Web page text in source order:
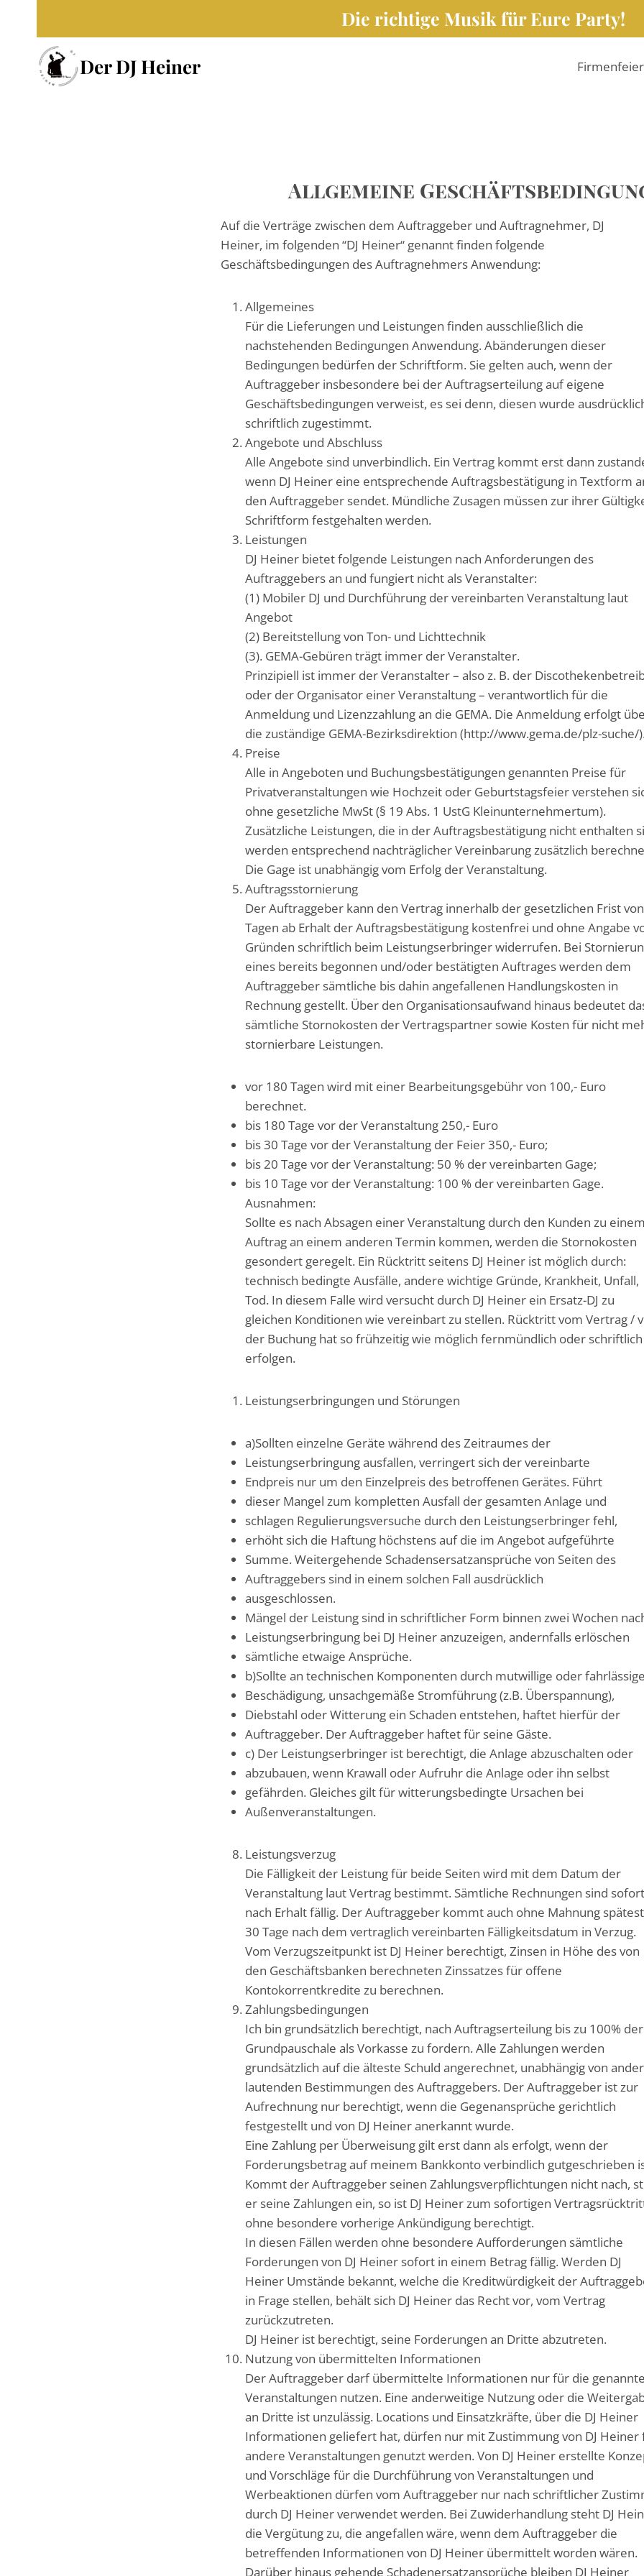
springen
Die richtige Musik für Eure Party!
Der DJ Heiner Firmenfeier
Allgemeine
Auf die Verträge zwischen dem Auftraggeber und Auftragnehmer, DJ
Heiner, im folgenden “DJ Heiner“ genannt finden folgende
Geschäftsbedingungen des Auftragnehmers Anwendung:
Allgemeines
Für die Lieferungen und Leistungen finden ausschließlich die
nachstehenden Bedingungen Anwendung. Abänderungen dieser
Bedingungen bedürfen der Schriftform. Sie gelten auch, wenn der
Auftraggeber insbesondere bei der Auftragserteilung auf eigene
Geschäftsbedingungen verweist, es sei denn, diesen wurde
schriftlich zugestimmt.
Angebote und Abschluss
Alle Angebote sind unverbindlich. Ein Vertrag kommt erst dann
wenn DJ Heiner eine entsprechende Auftragsbestätigung in Textform
den Auftraggeber sendet. Mündliche Zusagen müssen zur ihrer
Schriftform festgehalten werden.
Leistungen
DJ Heiner bietet folgende Leistungen nach Anforderungen des
Auftraggebers an und fungiert nicht als Veranstalter:
(1) Mobiler DJ und Durchführung der vereinbarten Veranstaltung laut
Angebot
(2) Bereitstellung von Ton- und Lichttechnik
(3). GEMA-Gebüren trägt immer der Veranstalter.
Prinzipiell ist immer der Veranstalter – also z. B. der
oder der Organisator einer Veranstaltung – verantwortlich für die
Anmeldung und Lizenzzahlung an die GEMA. Die Anmeldung erfolgt
die zuständige GEMA-Bezirksdirektion (http://www.gema.de/plz-suche/).
Preise
Alle in Angeboten und Buchungsbestätigungen genannten Preise für
Privatveranstaltungen wie Hochzeit oder Geburtstagsfeier verstehen
ohne gesetzliche MwSt (§ 19 Abs. 1 UstG Kleinunternehmertum).
Zusätzliche Leistungen, die in der Auftragsbestätigung nicht enthalten
werden entsprechend nachträglicher Vereinbarung zusätzlich
Die Gage ist unabhängig vom Erfolg der Veranstaltung.
Auftragsstornierung
Der Auftraggeber kann den Vertrag innerhalb der gesetzlichen Frist
Tagen ab Erhalt der Auftragsbestätigung kostenfrei und ohne Angabe
Gründen schriftlich beim Leistungserbringer widerrufen. Bei
eines bereits begonnen und/oder bestätigten Auftrages werden dem
Auftraggeber sämtliche bis dahin angefallenen Handlungskosten in
Rechnung gestellt. Über den Organisationsaufwand hinaus bedeutet
sämtliche Stornokosten der Vertragspartner sowie Kosten für nicht
stornierbare Leistungen.
vor 180 Tagen wird mit einer Bearbeitungsgebühr von 100,- Euro
berechnet.
bis 180 Tage vor der Veranstaltung 250,- Euro
bis 30 Tage vor der Veranstaltung der Feier 350,- Euro;
bis 20 Tage vor der Veranstaltung: 50 % der vereinbarten Gage;
bis 10 Tage vor der Veranstaltung: 100 % der vereinbarten Gage.
Ausnahmen:
Sollte es nach Absagen einer Veranstaltung durch den Kunden zu einem
Auftrag an einem anderen Termin kommen, werden die Stornokosten
gesondert geregelt. Ein Rücktritt seitens DJ Heiner ist möglich durch:
technisch bedingte Ausfälle, andere wichtige Gründe, Krankheit, Unfall,
Tod. In diesem Falle wird versucht durch DJ Heiner ein Ersatz-DJ zu
gleichen Konditionen wie vereinbart zu stellen. Rücktritt vom Vertrag /
der Buchung hat so frühzeitig wie möglich fernmündlich oder schriftlich
erfolgen.
Leistungserbringungen und Störungen
a)Sollten einzelne Geräte während des Zeitraumes der
Leistungserbringung ausfallen, verringert sich der vereinbarte
Endpreis nur um den Einzelpreis des betroffenen Gerätes. Führt
dieser Mangel zum kompletten Ausfall der gesamten Anlage und
schlagen Regulierungsversuche durch den Leistungserbringer fehl,
erhöht sich die Haftung höchstens auf die im Angebot aufgeführte
Summe. Weitergehende Schadensersatzansprüche von Seiten des
Auftraggebers sind in einem solchen Fall ausdrücklich
ausgeschlossen.
Mängel der Leistung sind in schriftlicher Form binnen zwei Wochen
Leistungserbringung bei DJ Heiner anzuzeigen, andernfalls erlöschen
sämtliche etwaige Ansprüche.
b)Sollte an technischen Komponenten durch mutwillige oder fahrlässige
Beschädigung, unsachgemäße Stromführung (z.B. Überspannung),
Diebstahl oder Witterung ein Schaden entstehen, haftet hierfür der
Auftraggeber. Der Auftraggeber haftet für seine Gäste.
c) Der Leistungserbringer ist berechtigt, die Anlage abzuschalten oder
abzubauen, wenn Krawall oder Aufruhr die Anlage oder ihn selbst
gefährden. Gleiches gilt für witterungsbedingte Ursachen bei
Außenveranstaltungen.
Leistungsverzug
Die Fälligkeit der Leistung für beide Seiten wird mit dem Datum der
Veranstaltung laut Vertrag bestimmt. Sämtliche Rechnungen sind sofort
nach Erhalt fällig. Der Auftraggeber kommt auch ohne Mahnung
30 Tage nach dem vertraglich vereinbarten Fälligkeitsdatum in Verzug.
Vom Verzugszeitpunkt ist DJ Heiner berechtigt, Zinsen in Höhe des von
den Geschäftsbanken berechneten Zinssatzes für offene
Kontokorrentkredite zu berechnen.
Zahlungsbedingungen
Ich bin grundsätzlich berechtigt, nach Auftragserteilung bis zu 100% der
Grundpauschale als Vorkasse zu fordern. Alle Zahlungen werden
grundsätzlich auf die älteste Schuld angerechnet, unabhängig von
lautenden Bestimmungen des Auftraggebers. Der Auftraggeber ist zur
Aufrechnung nur berechtigt, wenn die Gegenansprüche gerichtlich
festgestellt und von DJ Heiner anerkannt wurde.
Eine Zahlung per Überweisung gilt erst dann als erfolgt, wenn der
Forderungsbetrag auf meinem Bankkonto verbindlich gutgeschrieben
Kommt der Auftraggeber seinen Zahlungsverpflichtungen nicht nach,
er seine Zahlungen ein, so ist DJ Heiner zum sofortigen
ohne besondere vorherige Ankündigung berechtigt.
In diesen Fällen werden ohne besondere Aufforderungen sämtliche
Forderungen von DJ Heiner sofort in einem Betrag fällig. Werden DJ
Heiner Umstände bekannt, welche die Kreditwürdigkeit der
in Frage stellen, behält sich DJ Heiner das Recht vor, vom Vertrag
zurückzutreten.
DJ Heiner ist berechtigt, seine Forderungen an Dritte abzutreten.
Nutzung von übermittelten Informationen
Der Auftraggeber darf übermittelte Informationen nur für die
Veranstaltungen nutzen. Eine anderweitige Nutzung oder die
an Dritte ist unzulässig. Locations und Einsatzkräfte, über die DJ Heiner
Informationen geliefert hat, dürfen nur mit Zustimmung von DJ Heiner
andere Veranstaltungen genutzt werden. Von DJ Heiner erstellte
und Vorschläge für die Durchführung von Veranstaltungen und
Werbeaktionen dürfen vom Auftraggeber nur nach schriftlicher
durch DJ Heiner verwendet werden. Bei Zuwiderhandlung steht DJ
die Vergütung zu, die angefallen wäre, wenn dem Auftraggeber die
betreffenden Informationen von DJ Heiner übermittelt worden wären.
Darüber hinaus gehende Schadenersatzansprüche bleiben DJ Heiner